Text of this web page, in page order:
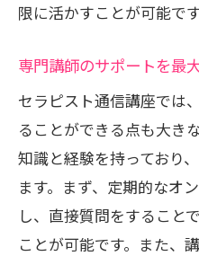
口コミランキン
と技術向上
通信講座で得ら
技術向上を実感
知識と実践を繋
学んだ技術を実
通信講座受講後
限に活かすことが可能です
専門講師のサポートを最
セラピスト通信講座では
ることができる点も大き
知識と経験を持っており
ます。まず、定期的なオ
し、直接質問をすること
ことが可能です。また、